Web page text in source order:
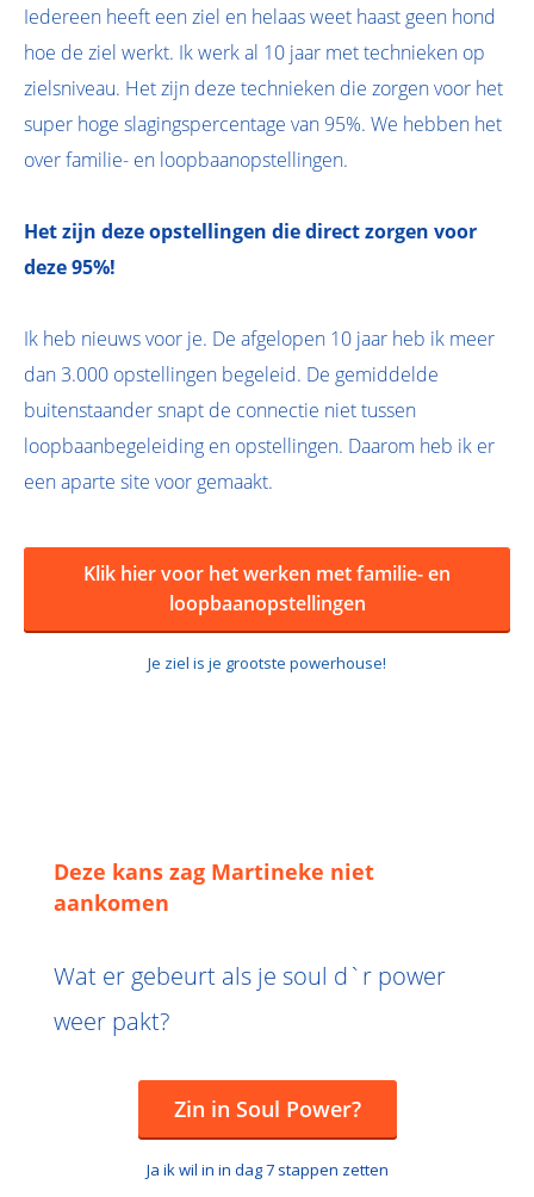
Iedereen heeft een ziel en helaas weet haast geen hond
hoe de ziel werkt. Ik werk al 10 jaar met technieken op
zielsniveau. Het zijn deze technieken die zorgen voor het
super hoge slagingspercentage van 95%. We hebben het
over familie- en loopbaanopstellingen.
Het zijn deze opstellingen die direct zorgen voor
deze 95%!
Ik heb nieuws voor je. De afgelopen 10 jaar heb ik meer
dan 3.000 opstellingen begeleid. De gemiddelde
buitenstaander snapt de connectie niet tussen
loopbaanbegeleiding en opstellingen. Daarom heb ik er
een aparte site voor gemaakt.
Klik hier voor het werken met familie- en
loopbaanopstellingen
Je ziel is je grootste powerhouse!
Deze kans zag Martineke niet
aankomen
Wat er gebeurt als je soul d`r power
weer pakt?
Zin in Soul Power?
Ja ik wil in in dag 7 stappen zetten